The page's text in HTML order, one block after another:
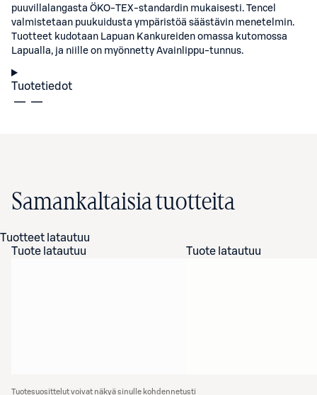
puuvillalangasta ÖKO-TEX-standardin mukaisesti. Tencel
valmistetaan puukuidusta ympäristöä säästävin menetelmin.
Tuotteet kudotaan Lapuan Kankureiden omassa kutomossa
Lapualla, ja niille on myönnetty Avainlippu-tunnus.
Tuotetiedot
Samankaltaisia tuotteita
Tuotteet latautuu
Tuote latautuu
Tuote latautuu
Tuotesuosittelut voivat näkyä sinulle kohdennetusti